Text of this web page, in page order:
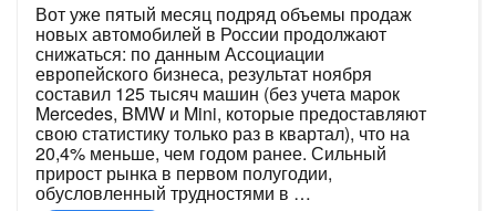
Вот уже пятый месяц подряд объемы продаж
новых автомобилей в России продолжают
снижаться: по данным Ассоциации
европейского бизнеса, результат ноября
составил 125 тысяч машин (без учета марок
Mercedes, BMW и Mini, которые предоставляют
свою статистику только раз в квартал), что на
20,4% меньше, чем годом ранее. Сильный
прирост рынка в первом полугодии,
обусловленный трудностями в …